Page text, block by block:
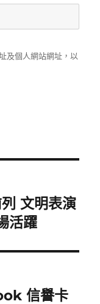
及個人網站網址，以
文明表演
活躍
信譽卡